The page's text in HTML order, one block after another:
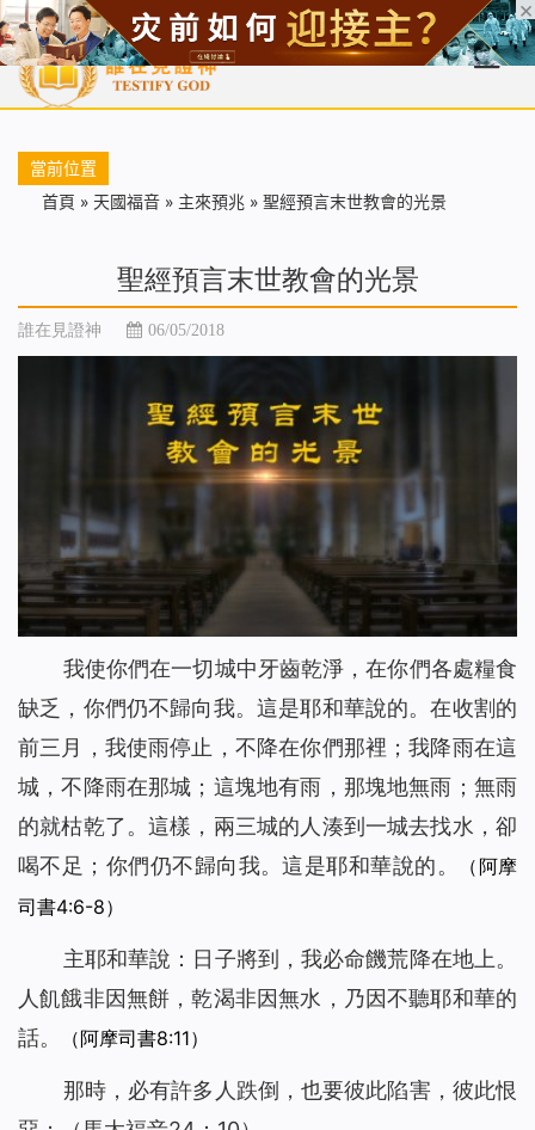
首頁 每日靈糧 天國福音 基督徒見證 信仰解答 聖經
當前位置
首頁 » 天國福音 » 主來預兆 » 聖經預言末世教會的光景
聖經預言末世教會的光景
誰在見證神 06/05/2018
我使你們在一切城中牙齒乾淨，在你們各處糧食
缺乏，你們仍不歸向我。這是耶和華說的。在收割的
前三月，我使雨停止，不降在你們那裡；我降雨在這
城，不降雨在那城；這塊地有雨，那塊地無雨；無雨
的就枯乾了。這樣，兩三城的人湊到一城去找水，卻
喝不足；你們仍不歸向我。這是耶和華說的。
（阿摩
司書4:6-8）
主耶和華說：日子將到，我必命饑荒降在地上。
人飢餓非因無餅，乾渴非因無水，乃因不聽耶和華的
話。
（阿摩司書8:11）
那時，必有許多人跌倒，也要彼此陷害，彼此恨